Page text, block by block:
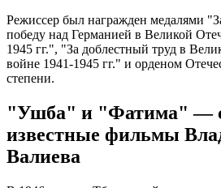
Режиссер был награжден медалями
победу над Германией в Великой
1945 гг.", "За доблестный труд в
войне 1941-1945 гг." и орденом
степени.
"Ушба" и "Фатима" —
известные фильмы
Валиева